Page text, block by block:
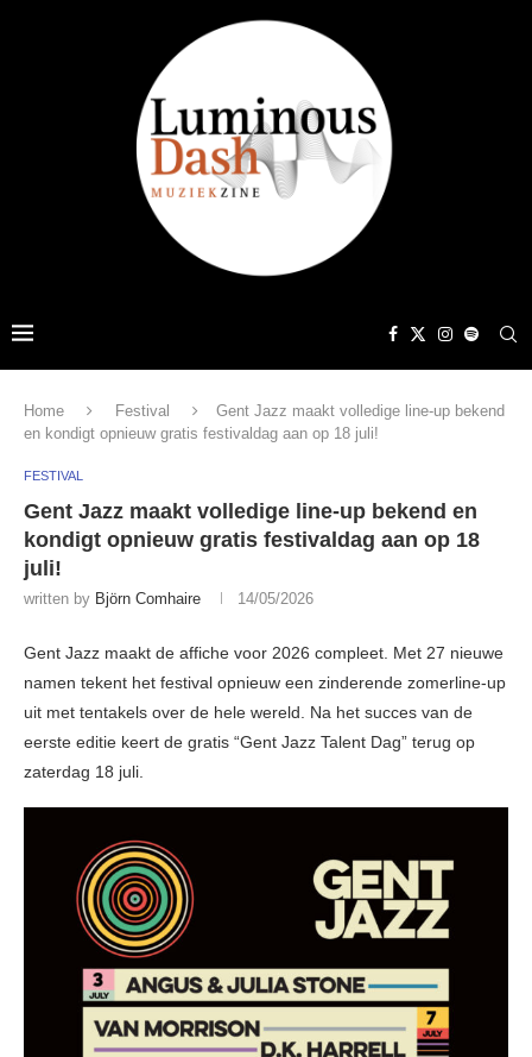
Home Festival
Gent Jazz maakt volledige line-up bekend
en kondigt opnieuw gratis festivaldag aan op 18 juli!
FESTIVAL
Gent Jazz maakt volledige line-up bekend en
kondigt opnieuw gratis festivaldag aan op 18
juli!
written by Björn Comhaire 14/05/2026
Gent Jazz maakt de affiche voor 2026 compleet. Met 27 nieuwe
namen tekent het festival opnieuw een zinderende zomerline-up
uit met tentakels over de hele wereld. Na het succes van de
eerste editie keert de gratis “Gent Jazz Talent Dag” terug op
zaterdag 18 juli.